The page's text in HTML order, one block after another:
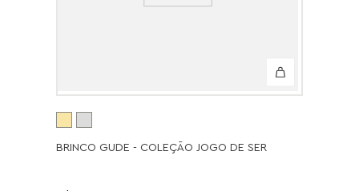
BRINCO GUDE - COLEÇÃO JOGO DE SER